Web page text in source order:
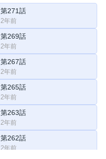
第271話
2年前
第269話
2年前
第267話
2年前
第265話
2年前
第263話
2年前
第262話
2年前